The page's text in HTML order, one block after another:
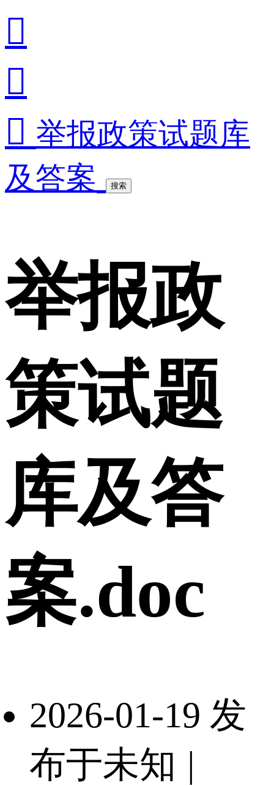


 举报政策试题库
及答案
搜索
举报政
策试题
库及答
案.doc
2026-01-19 发
布于未知 |